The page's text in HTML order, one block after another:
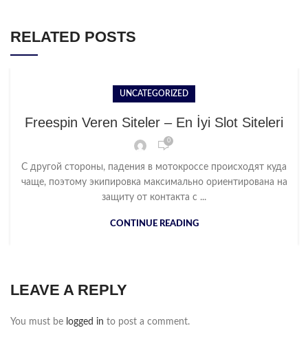
RELATED POSTS
UNCATEGORIZED
Freespin Veren Siteler – En İyi Slot Siteleri
0
С другой стороны, падения в мотокроссе происходят куда
чаще, поэтому экипировка максимально ориентирована на
защиту от контакта с ...
CONTINUE READING
LEAVE A REPLY
You must be logged in to post a comment.